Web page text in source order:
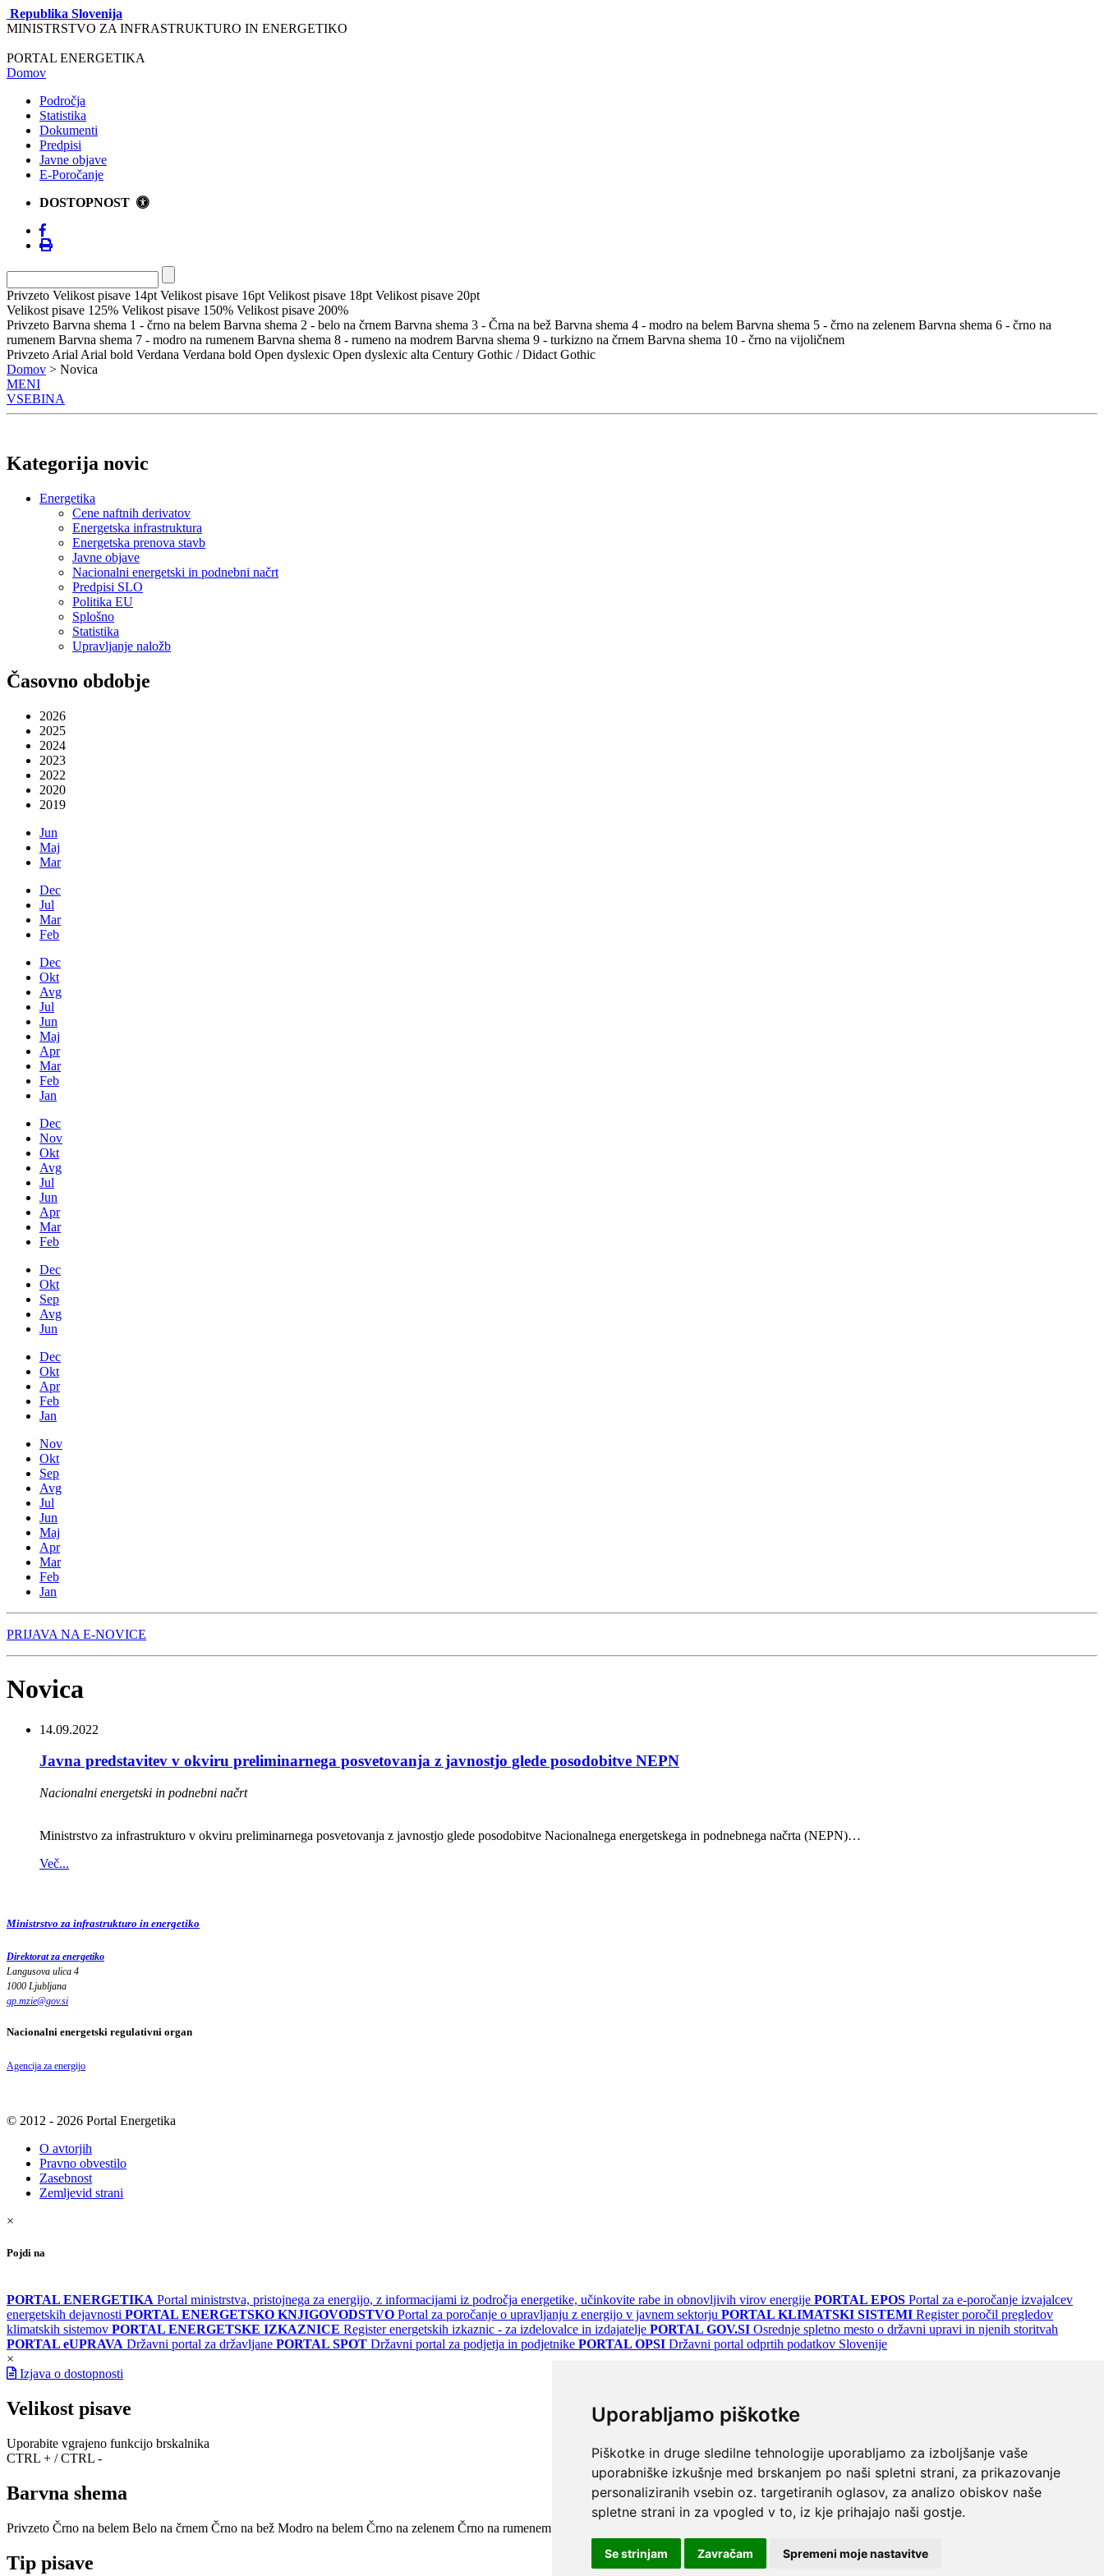
Uporabljamo piškotke
Piškotke in druge sledilne tehnologije uporabljamo za izboljšanje vaše
uporabniške izkušnje med brskanjem po naši spletni strani, za prikazovanje
personaliziranih vsebin oz. targetiranih oglasov, za analizo obiskov naše
spletne strani in za vpogled v to, iz kje prihajajo naši gostje.
Se strinjam Zavračam Spremeni moje nastavitve
Republika Slovenija
MINISTRSTVO ZA INFRASTRUKTURO IN ENERGETIKO
PORTAL ENERGETIKA
Domov
Področja
Statistika
Dokumenti
Predpisi
Javne objave
E-Poročanje
DOSTOPNOST
Privzeto Velikost pisave 14pt Velikost pisave 16pt Velikost pisave 18pt Velikost pisave 20pt
Velikost pisave 125% Velikost pisave 150% Velikost pisave 200%
Privzeto Barvna shema 1 - črno na belem Barvna shema 2 - belo na črnem Barvna shema 3 - Črna na bež Barvna shema 4 - modro na belem Barvna shema 5 - črno na zelenem Barvna shema 6 - črno na
rumenem Barvna shema 7 - modro na rumenem Barvna shema 8 - rumeno na modrem Barvna shema 9 - turkizno na črnem Barvna shema 10 - črno na vijoličnem
Privzeto Arial Arial bold Verdana Verdana bold Open dyslexic Open dyslexic alta Century Gothic / Didact Gothic
Domov > Novica
MENI
VSEBINA
Kategorija novic
Energetika
Cene naftnih derivatov
Energetska infrastruktura
Energetska prenova stavb
Javne objave
Nacionalni energetski in podnebni načrt
Predpisi SLO
Politika EU
Splošno
Statistika
Upravljanje naložb
Časovno obdobje
2026
2025
2024
2023
2022
2020
2019
Jun
Maj
Mar
Dec
Jul
Mar
Feb
Dec
Okt
Avg
Jul
Jun
Maj
Apr
Mar
Feb
Jan
Dec
Nov
Okt
Avg
Jul
Jun
Apr
Mar
Feb
Dec
Okt
Sep
Avg
Jun
Dec
Okt
Apr
Feb
Jan
Nov
Okt
Sep
Avg
Jul
Jun
Maj
Apr
Mar
Feb
Jan
PRIJAVA NA E-NOVICE
Novica
14.09.2022
Javna predstavitev v okviru preliminarnega posvetovanja z javnostjo glede posodobitve NEPN
Nacionalni energetski in podnebni načrt
Ministrstvo za infrastrukturo v okviru preliminarnega posvetovanja z javnostjo glede posodobitve Nacionalnega energetskega in podnebnega načrta (NEPN)…
Več...
Ministrstvo za infrastrukturo in energetiko
Direktorat za energetiko
Langusova ulica 4
1000 Ljubljana
gp.mzie@gov.si
Nacionalni energetski regulativni organ
Agencija za energijo
© 2012 - 2026 Portal Energetika
O avtorjih
Pravno obvestilo
Zasebnost
Zemljevid strani
×
Pojdi na
PORTAL ENERGETIKA Portal ministrstva, pristojnega za energijo, z informacijami iz področja energetike, učinkovite rabe in obnovljivih virov energije PORTAL EPOS Portal za e-poročanje izvajalcev
energetskih dejavnosti PORTAL ENERGETSKO KNJIGOVODSTVO Portal za poročanje o upravljanju z energijo v javnem sektorju PORTAL KLIMATSKI SISTEMI Register poročil pregledov
klimatskih sistemov PORTAL ENERGETSKE IZKAZNICE Register energetskih izkaznic - za izdelovalce in izdajatelje PORTAL GOV.SI Osrednje spletno mesto o državni upravi in njenih storitvah
PORTAL eUPRAVA Državni portal za državljane PORTAL SPOT Državni portal za podjetja in podjetnike PORTAL OPSI Državni portal odprtih podatkov Slovenije
×
Izjava o dostopnosti
Velikost pisave
Uporabite vgrajeno funkcijo brskalnika
CTRL + / CTRL -
Barvna shema
Privzeto Črno na belem Belo na črnem Črno na bež Modro na belem Črno na zelenem Črno na rumenem
Tip pisave